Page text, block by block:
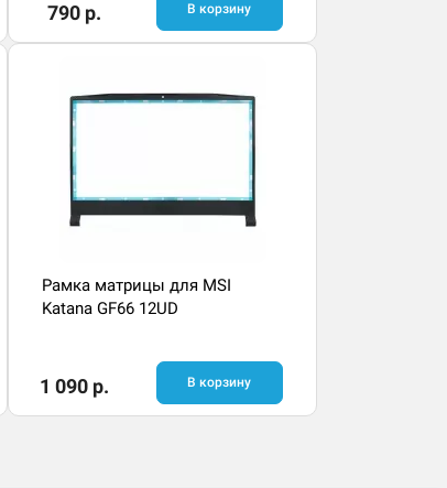
790 р. В корзину
Рамка матрицы для MSI
Katana GF66 12UD
1 090 р. В корзину